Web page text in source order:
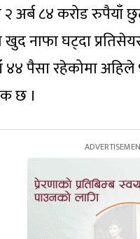
अर्ब ८४ करोड रुपैयाँ
नाफा घट्दा
४४ पैसा रहेकोमा
छ ।